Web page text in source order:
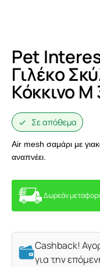
Pet
Γιλέκο
Κόκκινο
Σε απόθεμα
Air mesh σαμάρι με
αναπνέει.
Δωρεάν
Cashback!
για την